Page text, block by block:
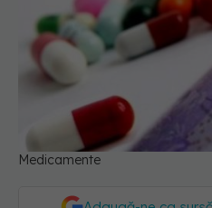
Medicamente